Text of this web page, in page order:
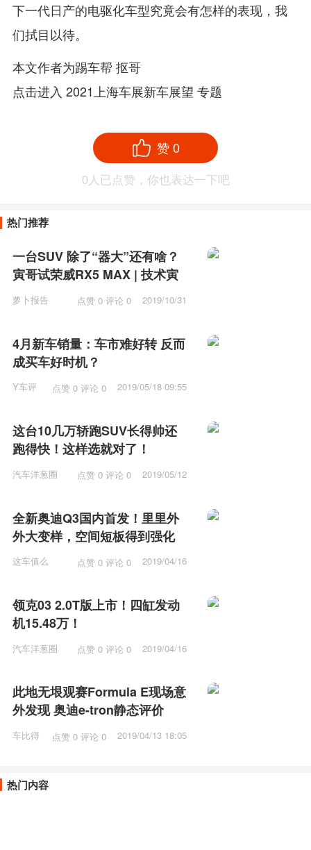
下一代日产的电驱化车型究竟会有怎样的表现，我
们拭目以待。
本文作者为踢车帮 抠哥
点击进入 2021上海车展新车展望 专题
赞0
0 人已点赞，你也表达一下吧
热门推荐
一台SUV 除了“器大”还有啥？
寅哥试荣威RX5 MAX | 技术寅
萝卜报告 点赞 0 评论 0
2019/10/31
4月新车销量：车市难好转 反而
成买车好时机？
Y车评 点赞 0 评论 0 2019/05/18 09:55
这台10几万轿跑SUV长得帅还
跑得快！这样选就对了！
汽车洋葱圈 点赞 0 评论 0
2019/05/12
全新奥迪Q3国内首发！里里外
外大变样，空间短板得到强化
这车值么 点赞 0 评论 0
2019/04/16
领克03 2.0T版上市！四缸发动
机15.48万！
汽车洋葱圈 点赞 0 评论 0
2019/04/16
此地无垠观赛Formula E现场意
外发现 奥迪e-tron静态评价
车比得 点赞 0 评论 0 2019/04/13 18:05
热门内容